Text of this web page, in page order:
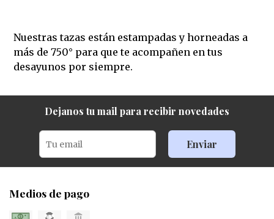
Nuestras tazas están estampadas y horneadas a
más de 750° para que te acompañen en tus
desayunos por siempre.
Dejanos tu mail para recibir novedades
Enviar
Medios de pago